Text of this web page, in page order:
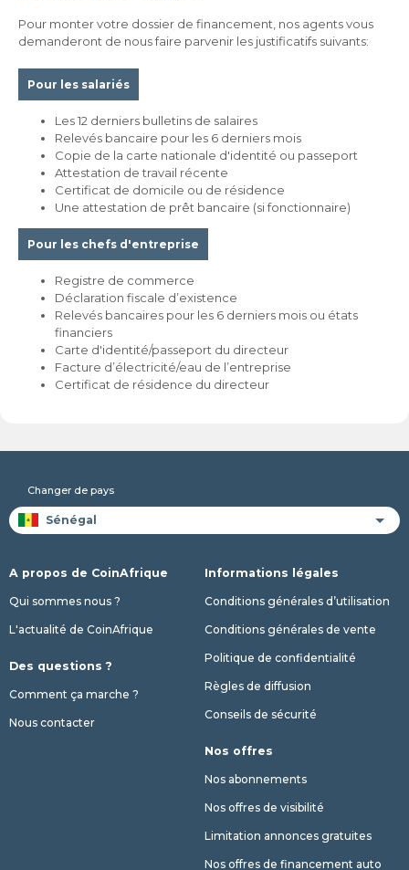
Pour monter votre dossier de financement, nos agents vous
demanderont de nous faire parvenir les justificatifs suivants:
Pour les salariés
Les 12 derniers bulletins de salaires
Relevés bancaire pour les 6 derniers mois
Copie de la carte nationale d'identité ou passeport
Attestation de travail récente
Certificat de domicile ou de résidence
Une attestation de prêt bancaire (si fonctionnaire)
Pour les chefs d'entreprise
Registre de commerce
Déclaration fiscale d’existence
Relevés bancaires pour les 6 derniers mois ou états
financiers
Carte d'identité/passeport du directeur
Facture d’électricité/eau de l’entreprise
Certificat de résidence du directeur
Changer de pays
A propos de CoinAfrique
Qui sommes nous ?
L'actualité de CoinAfrique
Des questions ?
Comment ça marche ?
Nous contacter
Informations légales
Conditions générales d’utilisation
Conditions générales de vente
Politique de confidentialité
Règles de diffusion
Conseils de sécurité
Nos offres
Nos abonnements
Nos offres de visibilité
Limitation annonces gratuites
Nos offres de financement auto